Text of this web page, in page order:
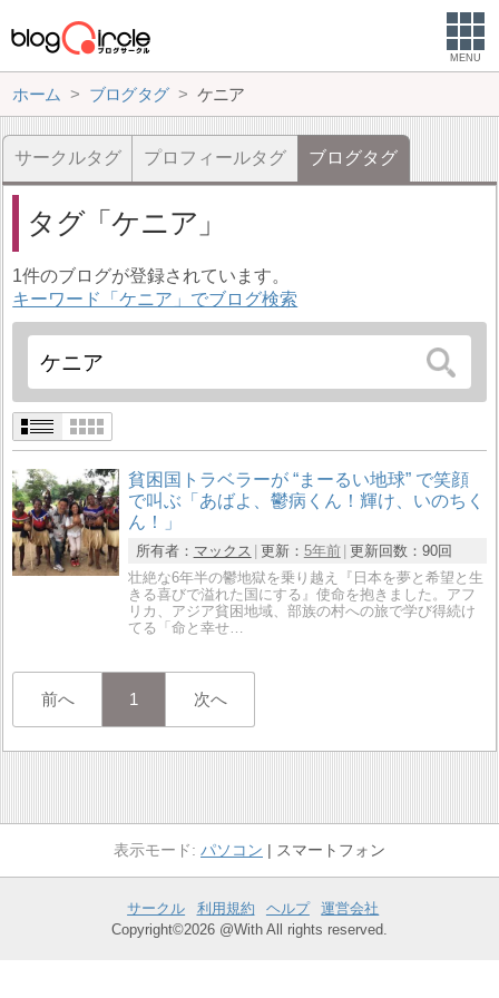
MENU
ホーム ブログタグ ケニア
サークルタグ プロフィールタグ ブログタグ
タグ ケニア
1件のブログが登録されています。
キーワード「ケニア」でブログ検索
貧困国トラベラーが “まーるい地球” で笑顔
で叫ぶ「あばよ、鬱病くん！輝け、いのちく
ん！」
所有者： マックス 更新： 5年前 更新回数： 90回
壮絶な6年半の鬱地獄を乗り越え『日本を夢と希望と生
きる喜びで溢れた国にする』使命を抱きました。アフ
リカ、アジア貧困地域、部族の村への旅で学び得続け
てる「命と幸せ…
前へ 1 次へ
パソコン スマートフォン
サークル 利用規約 ヘルプ
運営会社
Copyright©2026 @With All rights reserved.